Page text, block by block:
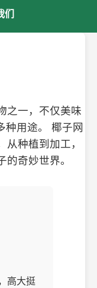
们
之一，不仅美味
种用途。 椰子网
种植到加工，
奇妙世界。
高大挺